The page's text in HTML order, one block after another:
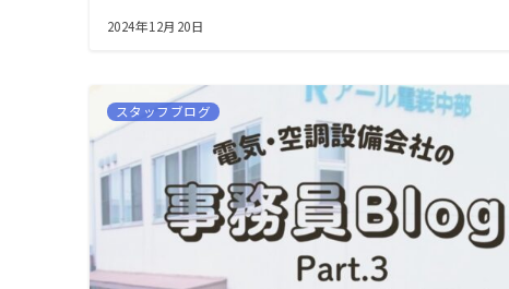
2024年12月20日
スタッフブログ